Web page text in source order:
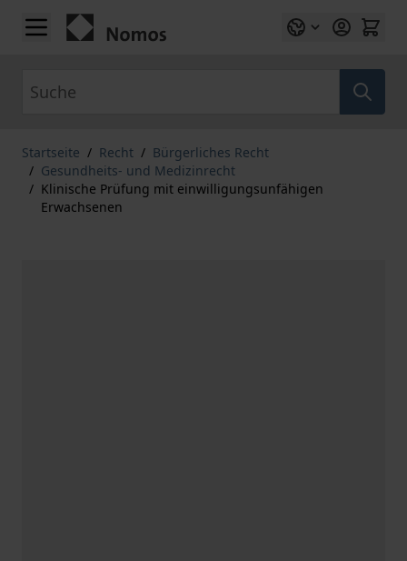
Zum Inhalt springen
Startseite / Recht / Bürgerliches Recht
/ Gesundheits- und Medizinrecht
/ Klinische Prüfung mit einwilligungsunfähigen
Erwachsenen